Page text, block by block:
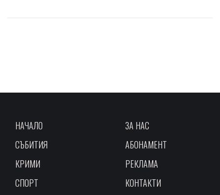
НАЧАЛО
СЪБИТИЯ
КРИМИ
СПОРТ
ЗА НАС
АБОНАМЕНТ
РЕКЛАМА
КОНТАКТИ